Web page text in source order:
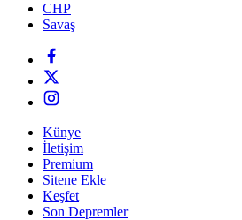
CHP
Savaş
Künye
İletişim
Premium
Sitene Ekle
Keşfet
Son Depremler